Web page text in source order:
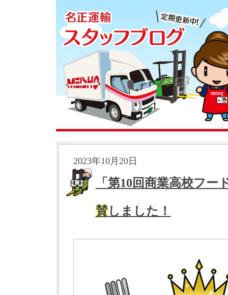
2023年10月20日
「第10回商業高校フー
賛しました！